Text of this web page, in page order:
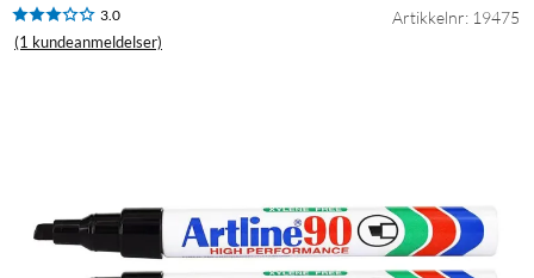
3.0
(1 kundeanmeldelser)
Artikkelnr: 19475